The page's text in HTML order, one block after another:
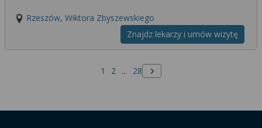
Rzeszów, Wiktora Zbyszewskiego
Znajdz lekarzy i umów wizytę
1 2 ... 28 Następna strona